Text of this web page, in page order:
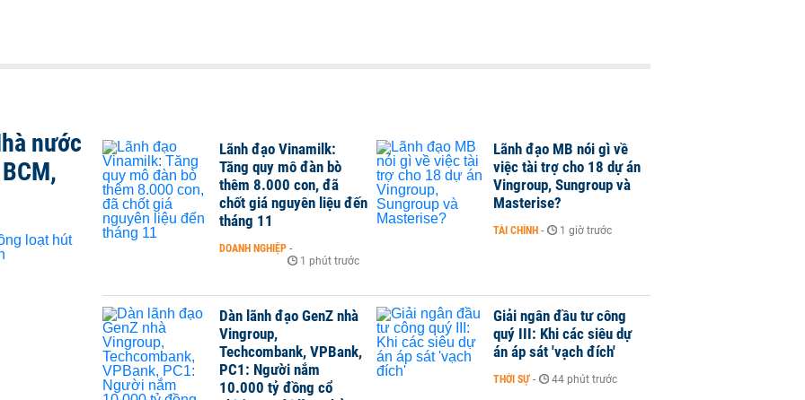
nước
Lãnh đạo Vinamilk:
Tăng quy mô đàn bò
thêm 8.000 con, đã
chốt giá nguyên liệu đến
tháng 11
DOANH NGHIỆP -
1 phút trước
Lãnh đạo MB nói gì về
việc tài trợ cho 18 dự án
Vingroup, Sungroup và
Masterise?
TÀI CHÍNH - 1 giờ trước
Dàn lãnh đạo GenZ nhà
Vingroup,
Techcombank, VPBank,
PC1: Người nắm
10.000 tỷ đồng cổ
Giải ngân đầu tư công
quý III: Khi các siêu dự
án áp sát 'vạch đích'
THỜI SỰ - 44 phút trước